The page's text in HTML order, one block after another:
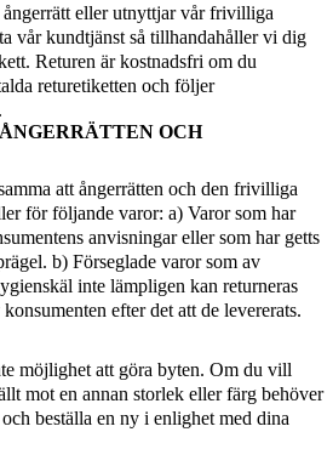
ångerrätt eller utnyttjar vår frivilliga
vår kundtjänst så tillhandahåller vi dig
Returen är kostnadsfri om du
returetiketten och följer
OCH
att ångerrätten och den frivilliga
för följande varor: a) Varor som har
anvisningar eller som har getts
b) Förseglade varor som av
inte lämpligen kan returneras
efter det att de levererats.
möjlighet att göra byten. Om du vill
mot en annan storlek eller färg behöver
beställa en ny i enlighet med dina